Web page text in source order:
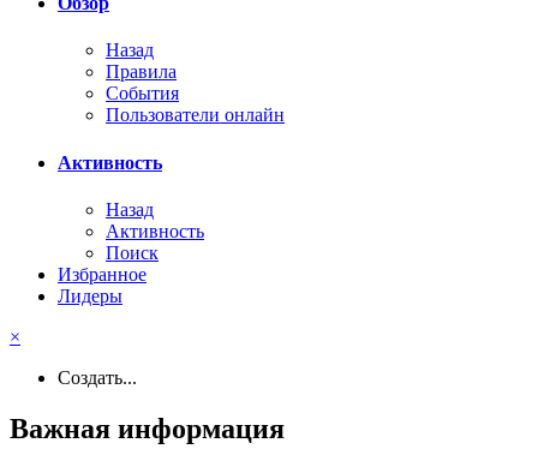
Назад
Правила
События
Пользователи онлайн
Активность
Назад
Активность
Поиск
Избранное
Лидеры
×
Создать...
Важная информация